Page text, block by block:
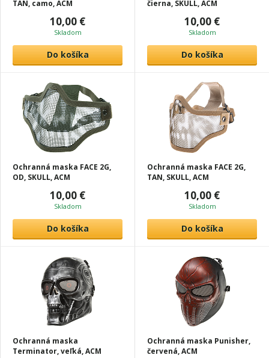
TAN, camo, ACM
10,00 €
Skladom
Do košíka
čierna, SKULL, ACM
10,00 €
Skladom
Do košíka
Ochranná maska FACE 2G,
OD, SKULL, ACM
10,00 €
Skladom
Do košíka
Ochranná maska FACE 2G,
TAN, SKULL, ACM
10,00 €
Skladom
Do košíka
Ochranná maska
Terminator, veľká, ACM
Ochranná maska Punisher,
červená, ACM